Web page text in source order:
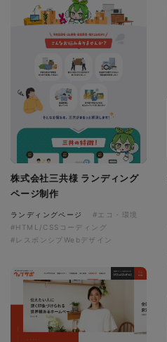
株式会社三共様 ランディング
ページ制作
ランディングページ
#エコ・環境
#HTML/CSSコーディング
#レスポンシブWebデザイン